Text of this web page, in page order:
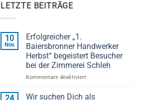
LETZTE BEITRÄGE
10
Nov.
Erfolgreicher „1.
Baiersbronner Handwerker
Herbst“ begeistert Besucher
bei der Zimmerei Schleh
Kommentare deaktiviert
„1.
Wir suchen Dich als